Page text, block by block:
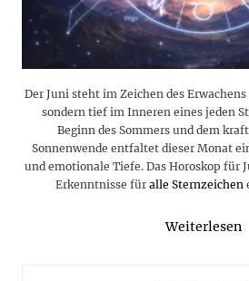
Der Juni steht im Zeichen des
sondern tief im Inneren eines jeden
Beginn des Sommers und dem
Sonnenwende entfaltet dieser Monat
und emotionale Tiefe. Das Horoskop für
Erkenntnisse füralle Sternzeichen
Weiterlesen